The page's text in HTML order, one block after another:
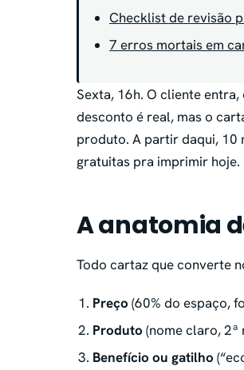
Checklist de revisão
7 erros mortais em
Sexta, 16h. O cliente
desconto é real, mas o
produto. A partir daqui, 10
gratuitas pra imprimir hoje.
A anatomia
Todo cartaz que converte
Preço (60% do espaço,
Produto (nome claro, 2ª
Benefício ou gatilho